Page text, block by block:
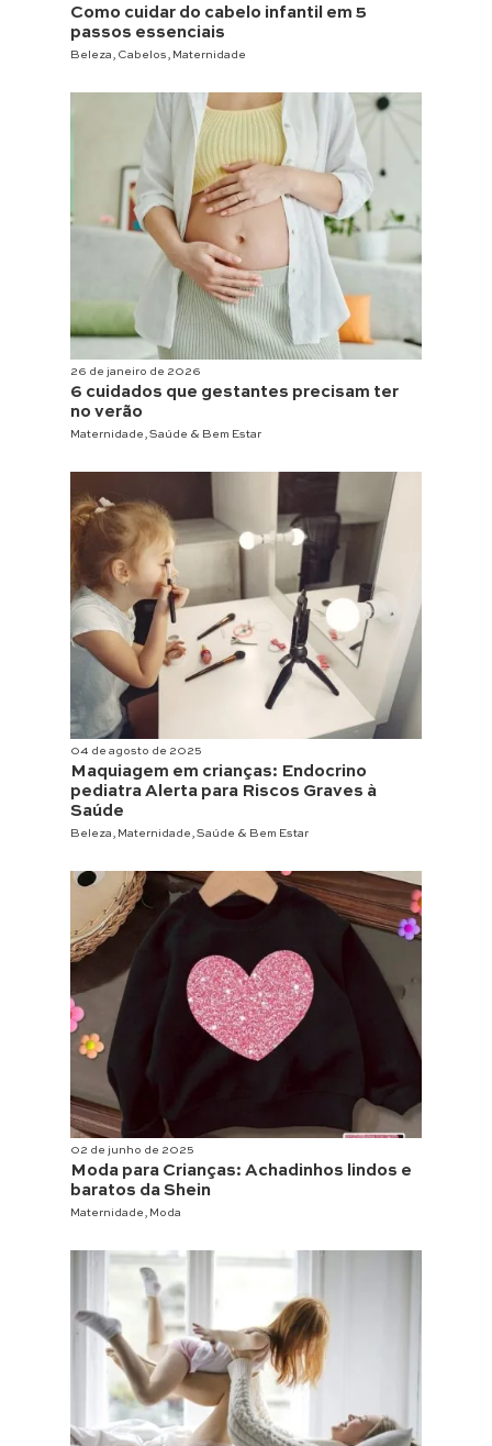
Como cuidar do cabelo infantil em 5
passos essenciais
Beleza Cabelos Maternidade
26 de janeiro de 2026
6 cuidados que gestantes precisam ter
no verão
Maternidade , Saúde & Bem Estar
04 de agosto de 2025
Maquiagem em crianças: Endocrino
pediatra Alerta para Riscos Graves à
Saúde
Beleza , Maternidade , Saúde & Bem Estar
02 de junho de 2025
Moda para Crianças: Achadinhos lindos e
baratos da Shein
Maternidade , Moda